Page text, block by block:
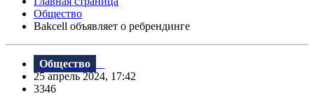
Общество
Bakcell объявляет о ребрендинге
Общество
25 апрель 2024, 17:42
3346